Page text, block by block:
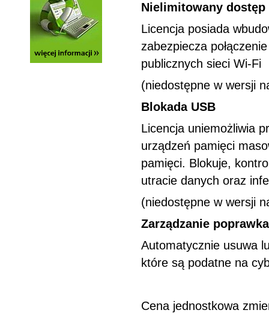
Nielimitowany dostęp
Licencja posiada
zabezpiecza
publicznych sieci Wi-Fi
(niedostępne w wersji
Blokada USB
Licencja uniemożliwia
urządzeń pamięci
pamięci. Blokuje,
utracie danych oraz
(niedostępne w wersji
Zarządzanie
Automatycznie usuwa
które są podatne na
Cena jednostkowa